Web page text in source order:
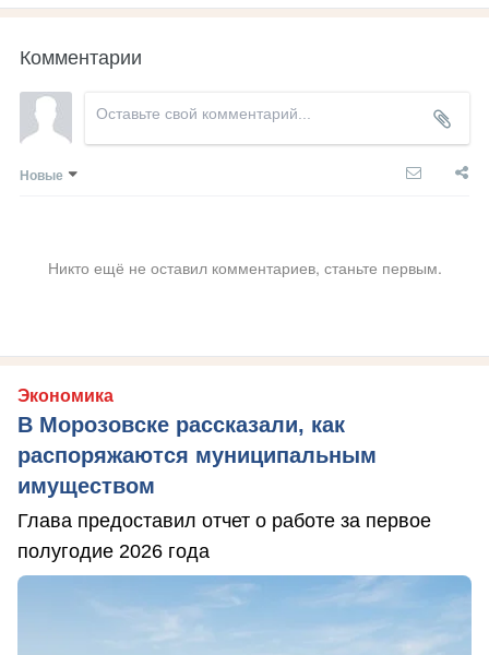
Комментарии
Новые
Никто ещё не оставил комментариев, станьте первым.
Экономика
В Морозовске рассказали, как
распоряжаются муниципальным
имуществом
Глава предоставил отчет о работе за первое
полугодие 2026 года